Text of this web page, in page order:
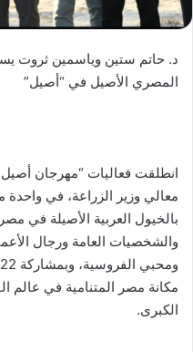
د. حاتم ستين وياسمين ثروت
المصري الأصيل في “أصيل”
انطلقت فعاليات “مهرجان
معالي وزير الزراعة، في واحدة
بالخيول العربية الأصيلة في
والشخصيات العامة ورجال
مكانة مصر المتنامية في عالم
الكبرى.